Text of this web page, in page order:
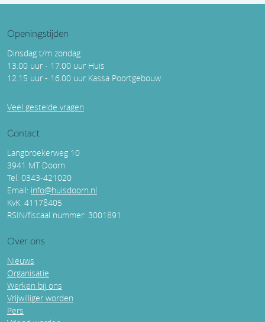
Openingstijden
Dinsdag t/m zondag
13.00 uur - 17.00 uur Huis
12.15 uur - 16.00 uur Kassa Poortgebouw
Veel gestelde vragen
Contact
Langbroekerweg 10
3941 MT Doorn
Tel: 0343-421020
Email: info@huisdoorn.nl
KvK: 41178405
RSIN/fiscaal nummer: 3001891
Over ons
Nieuws
Organisatie
Werken bij ons
Vrijwilliger worden
Pers